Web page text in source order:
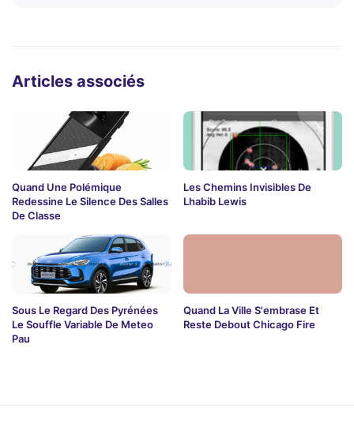
Articles associés
Quand Une Polémique
Redessine Le Silence Des Salles
De Classe
Les Chemins Invisibles De
Lhabib Lewis
Sous Le Regard Des Pyrénées
Le Souffle Variable De Meteo
Pau
Quand La Ville S'embrase Et
Reste Debout Chicago Fire